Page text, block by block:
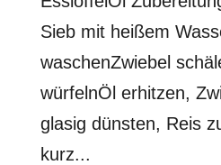
Sieb mit heißem
waschenZwiebel
würfelnÖl erhitzen,
glasig dünsten, Reis
kurz...